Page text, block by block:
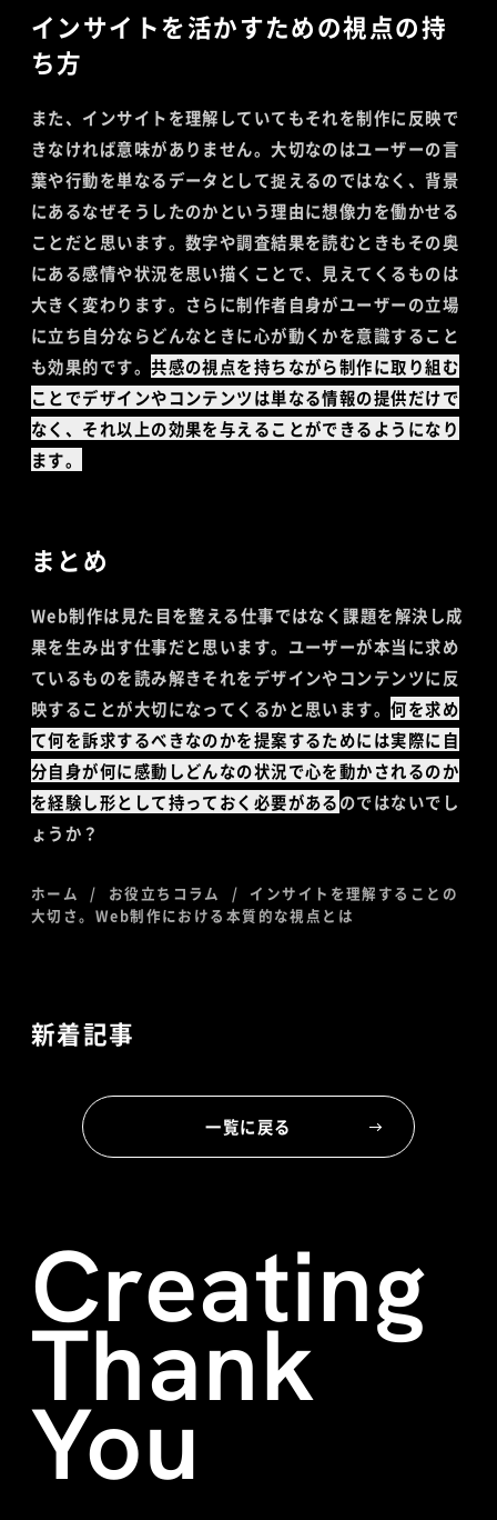
インサイトを活かすための視点の持
ち方
また、インサイトを理解していてもそれを制作に反映で
きなければ意味がありません。大切なのはユーザーの言
葉や行動を単なるデータとして捉えるのではなく、背景
にあるなぜそうしたのかという理由に想像力を働かせる
ことだと思います。数字や調査結果を読むときもその奥
にある感情や状況を思い描くことで、見えてくるものは
大きく変わります。さらに制作者自身がユーザーの立場
に立ち自分ならどんなときに心が動くかを意識すること
も効果的です。共感の視点を持ちながら制作に取り組む
ことでデザインやコンテンツは単なる情報の提供だけで
なく、それ以上の効果を与えることができるようになり
ます。
まとめ
Web制作は見た目を整える仕事ではなく課題を解決し成
果を生み出す仕事だと思います。ユーザーが本当に求め
ているものを読み解きそれをデザインやコンテンツに反
映することが大切になってくるかと思います。何を求め
て何を訴求するべきなのかを提案するためには実際に自
分自身が何に感動しどんなの状況で心を動かされるのか
を経験し形として持っておく必要があるのではないでし
ょうか？
ホーム お役立ちコラム
インサイトを理解することの
大切さ。Web制作における本質的な視点とは
新着記事
一覧に戻る
Creating
Thank
You